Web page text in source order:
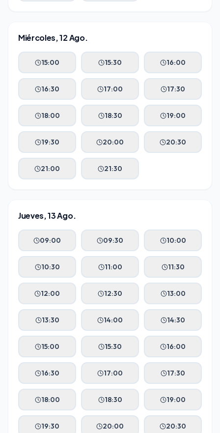
Miércoles, 12 Ago.
15:00 15:30 16:00
16:30 17:00 17:30
18:00 18:30 19:00
19:30 20:00 20:30
21:00 21:30
Jueves, 13 Ago.
09:00 09:30 10:00
10:30 11:00 11:30
12:00 12:30 13:00
13:30 14:00 14:30
15:00 15:30 16:00
16:30 17:00 17:30
18:00 18:30 19:00
19:30 20:00 20:30